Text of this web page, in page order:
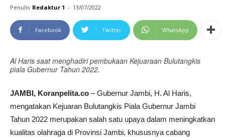
Penulis Redaktur 1 - 13/07/2022
Facebook Twitter WhatsApp
Al Haris saat menghadiri pembukaan Kejuaraan Bulutangkis
piala Gubernur Tahun 2022.
JAMBI, Koranpelita.co – Gubernur Jambi, H. Al Haris,
mengatakan Kejuaran Bulutangkis Piala Gubernur Jambi
Tahun 2022 merupakan salah satu upaya dalam meningkatkan
kualitas olahraga di Provinsi Jambi, khususnya cabang